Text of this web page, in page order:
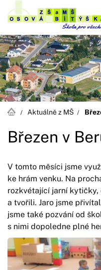
Aktuálně z MŠ
Březen v
V tomto měsíci jsme
ke hrám venku. Na
rozkvétající jarní
a tvořili. Jaro jsme
jsme také pozvání od
s nimi dopoledne plné